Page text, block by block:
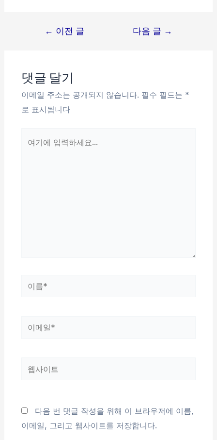
← 이전 글 다음 글 →
댓글 달기
이메일 주소는 공개되지 않습니다. 필수 필드는 *
로 표시됩니다
트
다음 번 댓글 작성을 위해 이 브라우저에 이름,
이메일, 그리고 웹사이트를 저장합니다.